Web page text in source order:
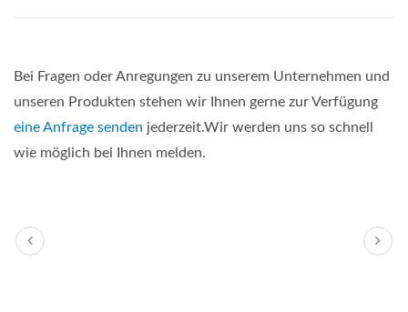
Bei Fragen oder Anregungen zu unserem Unternehmen und
unseren Produkten stehen wir Ihnen gerne zur Verfügung
eine Anfrage senden jederzeit.Wir werden uns so schnell
wie möglich bei Ihnen melden.